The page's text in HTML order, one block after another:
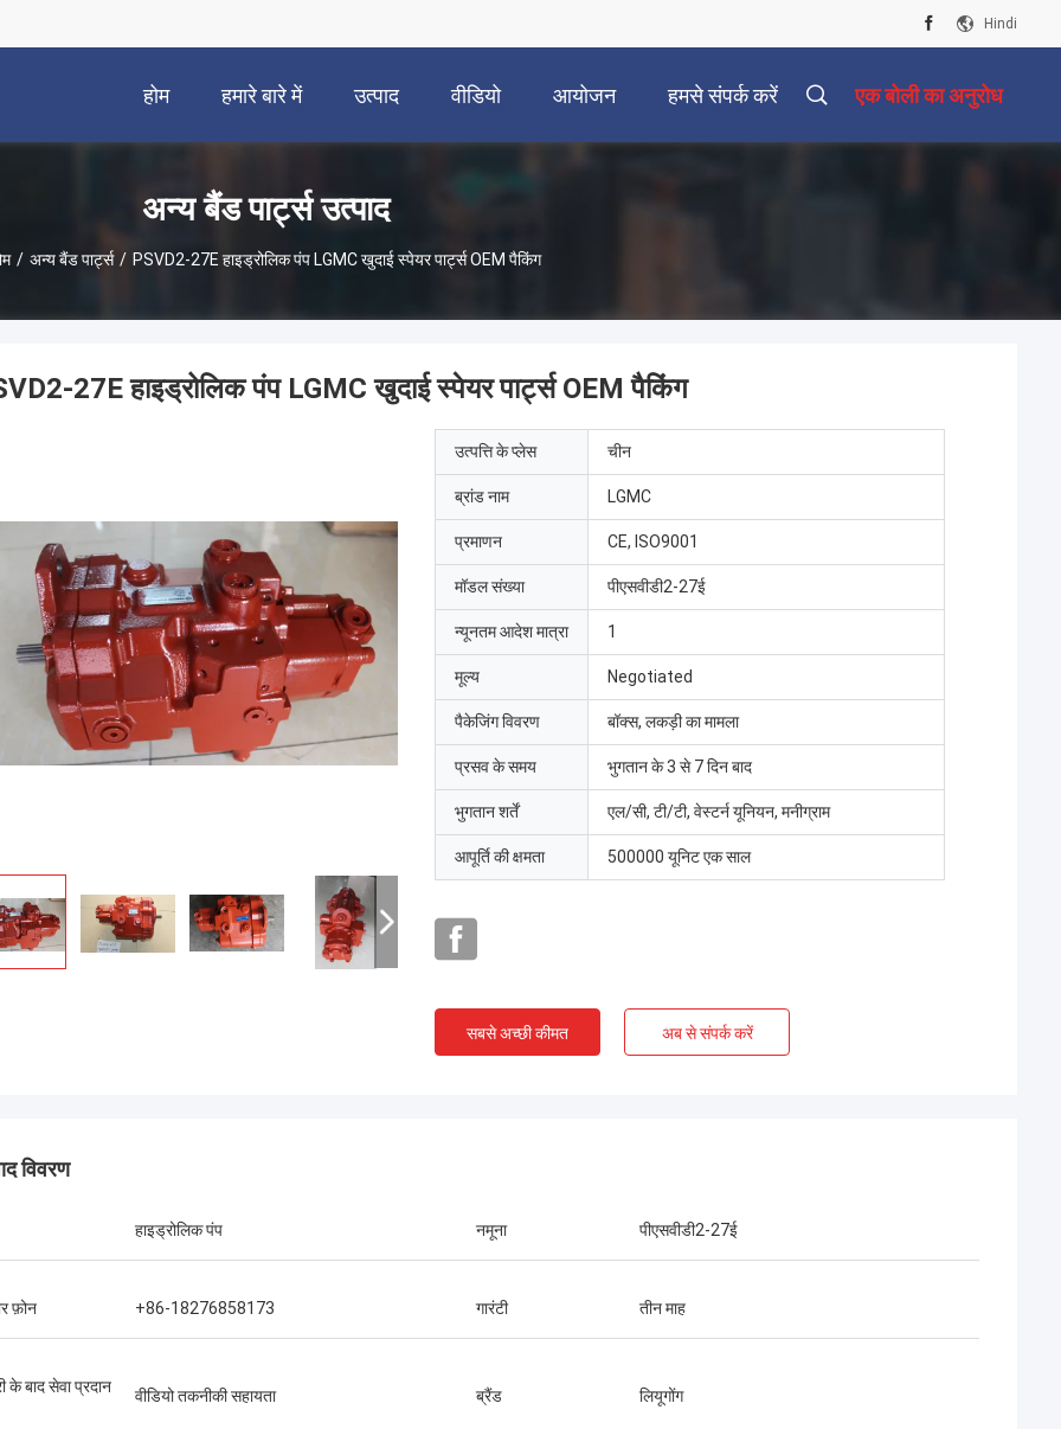
Hindi
होम हमारे बारे में उत्पाद वीडियो आयोजन हमसे संपर्क करें एक बोली का अनुरोध
अन्य बैंड पार्ट्स उत्पाद
/ अन्य बैंड पार्ट्स / PSVD2-27E हाइड्रोलिक पंप LGMC खुदाई स्पेयर पार्ट्स OEM पैकिंग
27E हाइड्रोलिक पंप LGMC खुदाई स्पेयर पार्ट्स OEM पैकिंग
उत्पत्ति के प्लेस चीन
ब्रांड नाम LGMC
प्रमाणन CE, ISO9001
मॉडल संख्या पीएसवीडी2-27ई
न्यूनतम आदेश मात्रा 1
मूल्य Negotiated
पैकेजिंग विवरण बॉक्स, लकड़ी का मामला
प्रसव के समय भुगतान के 3 से 7 दिन बाद
भुगतान शर्तें एल/सी, टी/टी, वेस्टर्न यूनियन, मनीग्राम
आपूर्ति की क्षमता 500000 यूनिट एक साल
सबसे अच्छी कीमत अब से संपर्क करें
विवरण
हाइड्रोलिक पंप नमूना पीएसवीडी2-27ई
फ़ोन +86-18276858173 गारंटी तीन माह
के बाद सेवा प्रदान वीडियो तकनीकी सहायता ब्रैंड लियूगोंग